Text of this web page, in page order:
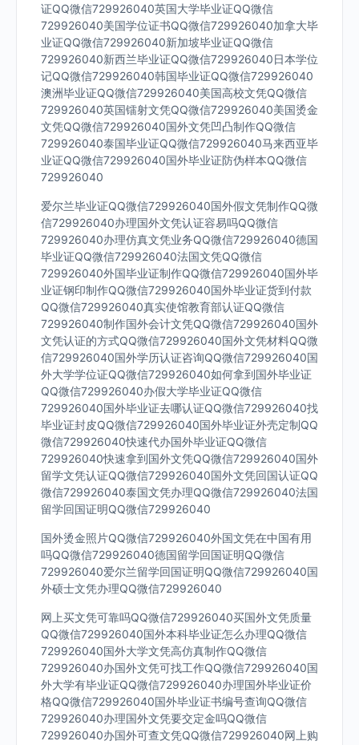
证QQ微信729926040英国大学毕业证QQ微信
729926040美国学位证书QQ微信729926040加拿大毕
业证QQ微信729926040新加坡毕业证QQ微信
729926040新西兰毕业证QQ微信729926040日本学位
记QQ微信729926040韩国毕业证QQ微信729926040
澳洲毕业证QQ微信729926040美国高校文凭QQ微信
729926040英国镭射文凭QQ微信729926040美国烫金
文凭QQ微信729926040国外文凭凹凸制作QQ微信
729926040泰国毕业证QQ微信729926040马来西亚毕
业证QQ微信729926040国外毕业证防伪样本QQ微信
729926040
爱尔兰毕业证QQ微信729926040国外假文凭制作QQ微
信729926040办理国外文凭认证容易吗QQ微信
729926040办理仿真文凭业务QQ微信729926040德国
毕业证QQ微信729926040法国文凭QQ微信
729926040外国毕业证制作QQ微信729926040国外毕
业证钢印制作QQ微信729926040国外毕业证货到付款
QQ微信729926040真实使馆教育部认证QQ微信
729926040制作国外会计文凭QQ微信729926040国外
文凭认证的方式QQ微信729926040国外文凭材料QQ微
信729926040国外学历认证咨询QQ微信729926040国
外大学学位证QQ微信729926040如何拿到国外毕业证
QQ微信729926040办假大学毕业证QQ微信
729926040国外毕业证去哪认证QQ微信729926040找
毕业证封皮QQ微信729926040国外毕业证外壳定制QQ
微信729926040快速代办国外毕业证QQ微信
729926040快速拿到国外文凭QQ微信729926040国外
留学文凭认证QQ微信729926040国外文凭回国认证QQ
微信729926040泰国文凭办理QQ微信729926040法国
留学回国证明QQ微信729926040
国外烫金照片QQ微信729926040外国文凭在中国有用
吗QQ微信729926040德国留学回国证明QQ微信
729926040爱尔兰留学回国证明QQ微信729926040国
外硕士文凭办理QQ微信729926040
网上买文凭可靠吗QQ微信729926040买国外文凭质量
QQ微信729926040国外本科毕业证怎么办理QQ微信
729926040国外大学文凭高仿真制作QQ微信
729926040办国外文凭可找工作QQ微信729926040国
外大学有毕业证QQ微信729926040办理国外毕业证价
格QQ微信729926040国外毕业证书编号查询QQ微信
729926040办理国外文凭要交定金吗QQ微信
729926040办国外可查文凭QQ微信729926040网上购